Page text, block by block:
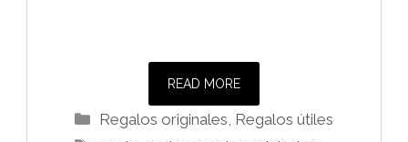
READ MORE
Categorías
Regalos originales, Regalos útiles